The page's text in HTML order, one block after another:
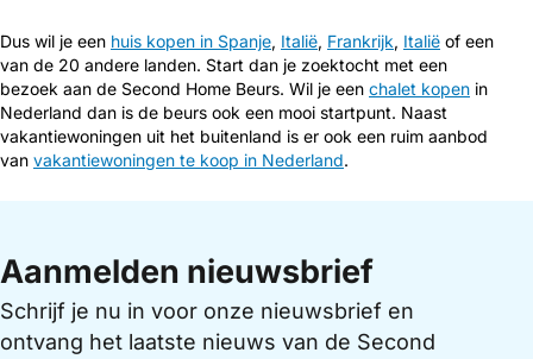
Dus wil je een huis kopen in Spanje, Italië, Frankrijk, Italië of een
van de 20 andere landen. Start dan je zoektocht met een
bezoek aan de Second Home Beurs. Wil je een chalet kopen in
Nederland dan is de beurs ook een mooi startpunt. Naast
vakantiewoningen uit het buitenland is er ook een ruim aanbod
van vakantiewoningen te koop in Nederland.
Aanmelden nieuwsbrief
Schrijf je nu in voor onze nieuwsbrief en
ontvang het laatste nieuws van de Second